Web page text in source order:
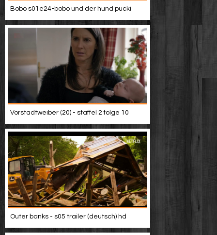
Bobo s01e24-bobo und der hund pucki
Vorstadtweiber (20) - staffel 2 folge 10
Outer banks - s05 trailer (deutsch) hd